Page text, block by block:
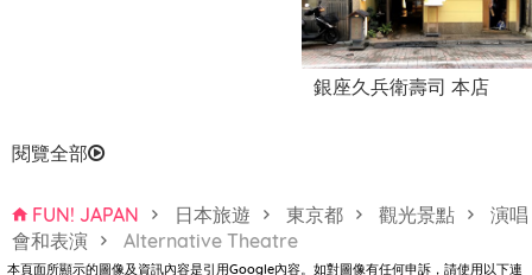
銀座久兵衛壽司 本店
閱覽全部
FUN! JAPAN 日本旅遊 東京都 觀光景點
演唱
會和表演
Alternative Theatre
本頁面所顯示的圖像及資訊內容是引用Google內容。如對圖像有任何申訴，請使用以下連